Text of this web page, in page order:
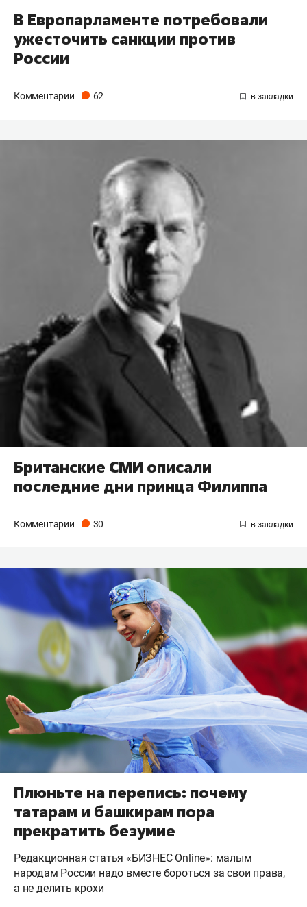
В Европарламенте потребовали
ужесточить санкции против
России
Комментарии 62
Британские СМИ описали
последние дни принца Филиппа
Комментарии 30
Плюньте на перепись: почему
татарам и башкирам пора
прекратить безумие
Редакционная статья «БИЗНЕС Online»: малым
народам России надо вместе бороться за свои права,
а не делить крохи